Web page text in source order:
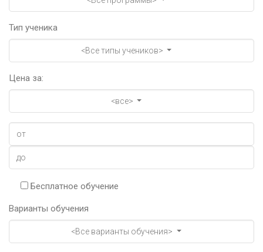
Тип ученика
<Все типы учеников>
Цена за:
<все>
Бесплатное обучение
Варианты обучения
<Все варианты обучения>